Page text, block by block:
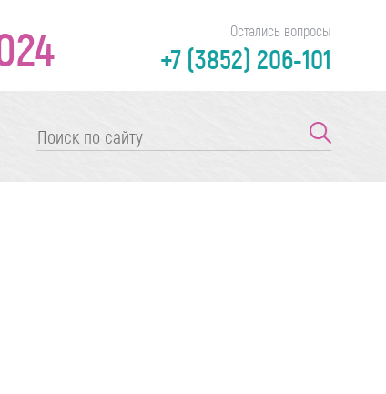
Остались вопросы
+7 (3852) 206-101